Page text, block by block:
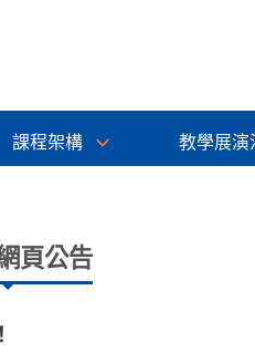
課程架構 教學展演
頁公告